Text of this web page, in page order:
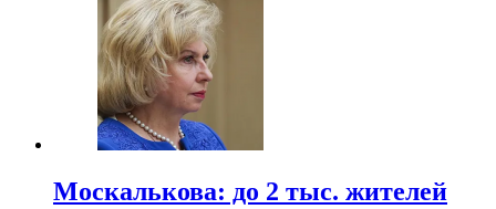
Москалькова: до 2 тыс. жителей